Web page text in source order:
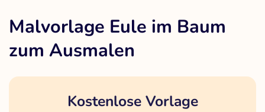
Malvorlage Eule im Baum
zum Ausmalen
Kostenlose Vorlage